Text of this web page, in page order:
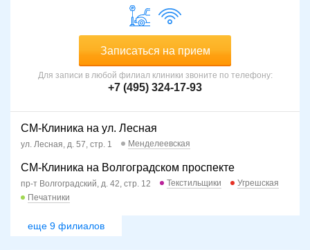
Записаться на прием
Для записи в любой филиал клиники звоните по телефону:
+7 (495) 324-17-93
СМ-Клиника на ул. Лесная
ул. Лесная, д. 57, стр. 1 Менделеевская
СМ-Клиника на Волгоградском проспекте
пр-т Волгоградский, д. 42, стр. 12 Текстильщики
Угрешская
Печатники
еще 9 филиалов